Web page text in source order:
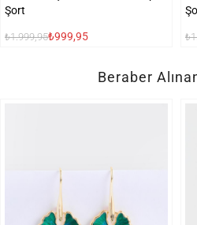
Şort
₺1.999,95₺999,95
Beraber